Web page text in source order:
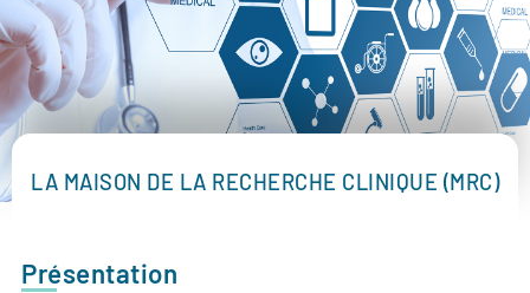
LA MAISON DE LA RECHERCHE CLINIQUE (MRC)
Présentation